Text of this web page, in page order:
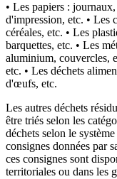
• Les papiers :
d'impression, etc. • Les
céréales, etc. • Les
barquettes, etc. • Les
aluminium, couvercles,
etc. • Les déchets
d'œufs, etc.
Les autres déchets
être triés selon les
déchets selon le
consignes données par
ces consignes sont
territoriales ou dans les